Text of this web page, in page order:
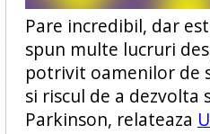
Pare incredibil, dar
spun multe lucruri
potrivit oamenilor de
si riscul de a dezvolta
Parkinson, relateaza